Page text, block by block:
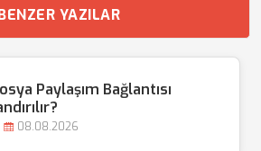
YAZILAR
Paylaşım Bağlantısı
08.08.2026